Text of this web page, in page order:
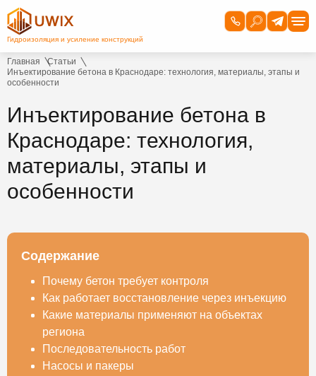
Главная
Статьи
Инъектирование бетона в Краснодаре: технология, материалы, этапы и
особенности
Инъектирование бетона в
Краснодаре: технология,
материалы, этапы и
особенности
Содержание
Почему бетон требует контроля
Как работает восстановление через инъекцию
Какие материалы применяют на объектах
региона
Последовательность работ
Насосы и пакеры